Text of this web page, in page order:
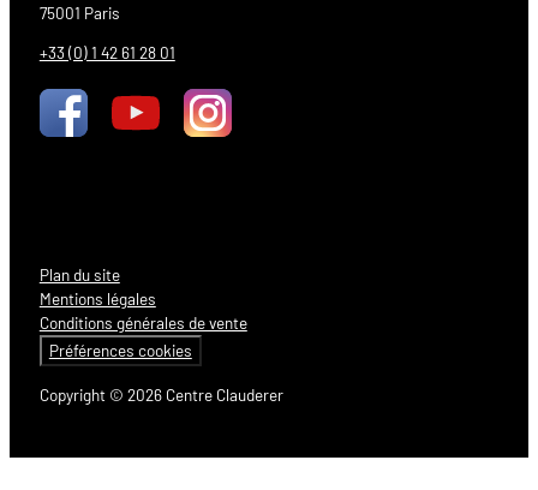
75001 Paris
+33 (0) 1 42 61 28 01
Copyright © 2026 Centre Clauderer
Plan du site
Mentions légales
Conditions générales de vente
Préférences cookies